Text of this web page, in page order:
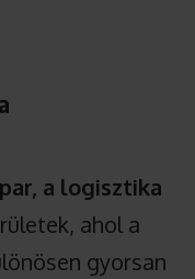
a logisztika
ahol a
gyorsan